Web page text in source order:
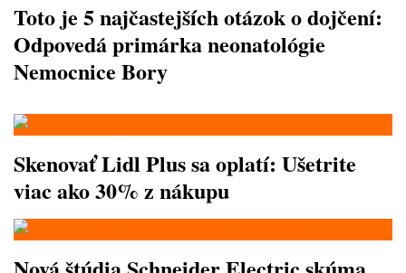
Toto je 5 najčastejších otázok o dojčení:
Odpovedá primárka neonatológie
Nemocnice Bory
Skenovať Lidl Plus sa oplatí: Ušetrite
viac ako 30% z nákupu